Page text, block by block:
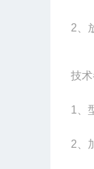
2
技
1
2